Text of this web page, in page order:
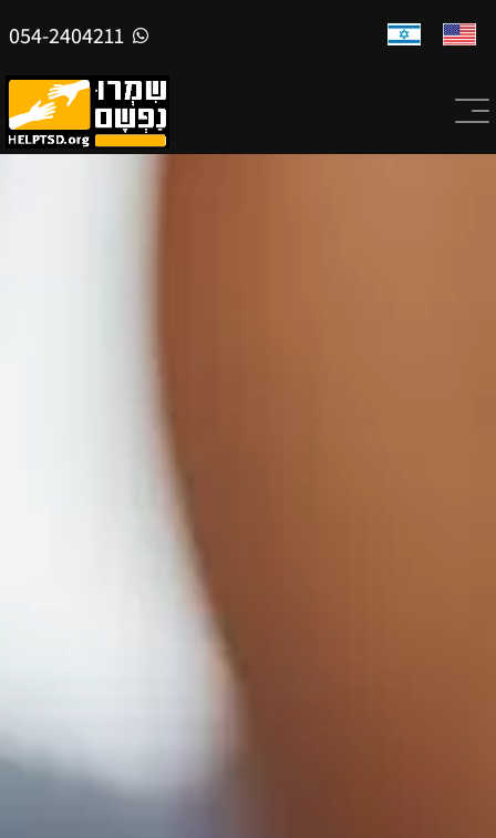
054-2404211